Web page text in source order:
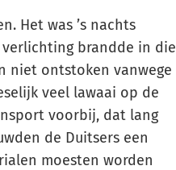
Het was ’s nachts
brandde in die
niet ontstoken vanwege
veel lawaai op de
voorbij, dat lang
de Duitsers een
moesten worden